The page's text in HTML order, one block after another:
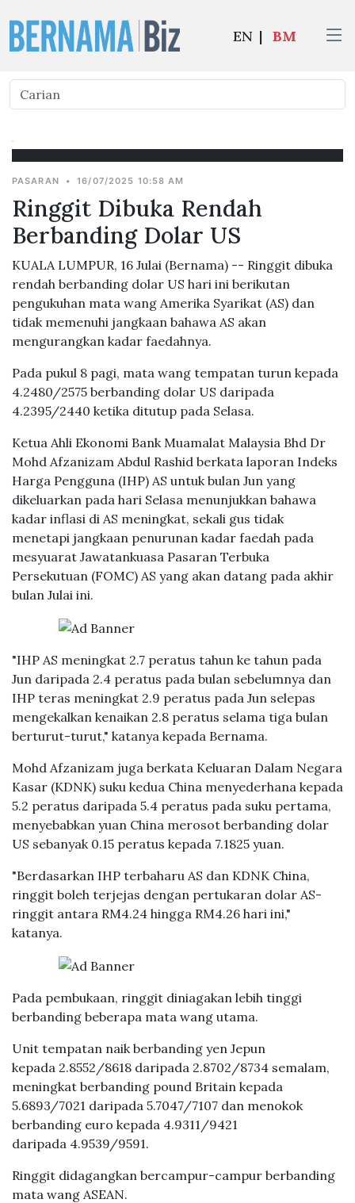
EN | BM
PASARAN • 16/07/2025 10:58 AM
Ringgit Dibuka Rendah
Berbanding Dolar US
KUALA LUMPUR, 16 Julai (Bernama) -- Ringgit dibuka
rendah berbanding dolar US hari ini berikutan
pengukuhan mata wang Amerika Syarikat (AS) dan
tidak memenuhi jangkaan bahawa AS akan
mengurangkan kadar faedahnya.
Pada pukul 8 pagi, mata wang tempatan turun kepada
4.2480/2575 berbanding dolar US daripada
4.2395/2440 ketika ditutup pada Selasa.
Ketua Ahli Ekonomi Bank Muamalat Malaysia Bhd Dr
Mohd Afzanizam Abdul Rashid berkata laporan Indeks
Harga Pengguna (IHP) AS untuk bulan Jun yang
dikeluarkan pada hari Selasa menunjukkan bahawa
kadar inflasi di AS meningkat, sekali gus tidak
menetapi jangkaan penurunan kadar faedah pada
mesyuarat Jawatankuasa Pasaran Terbuka
Persekutuan (FOMC) AS yang akan datang pada akhir
bulan Julai ini.
"IHP AS meningkat 2.7 peratus tahun ke tahun pada
Jun daripada 2.4 peratus pada bulan sebelumnya dan
IHP teras meningkat 2.9 peratus pada Jun selepas
mengekalkan kenaikan 2.8 peratus selama tiga bulan
berturut-turut," katanya kepada Bernama.
Mohd Afzanizam juga berkata Keluaran Dalam Negara
Kasar (KDNK) suku kedua China menyederhana kepada
5.2 peratus daripada 5.4 peratus pada suku pertama,
menyebabkan yuan China merosot berbanding dolar
US sebanyak 0.15 peratus kepada 7.1825 yuan.
"Berdasarkan IHP terbaharu AS dan KDNK China,
ringgit boleh terjejas dengan pertukaran dolar AS-
ringgit antara RM4.24 hingga RM4.26 hari ini,"
katanya.
Pada pembukaan, ringgit diniagakan lebih tinggi
berbanding beberapa mata wang utama.
Unit tempatan naik berbanding yen Jepun
kepada 2.8552/8618 daripada 2.8702/8734 semalam,
meningkat berbanding pound Britain kepada
5.6893/7021 daripada 5.7047/7107 dan menokok
berbanding euro kepada 4.9311/9421
daripada 4.9539/9591.
Ringgit didagangkan bercampur-campur berbanding
mata wang ASEAN.